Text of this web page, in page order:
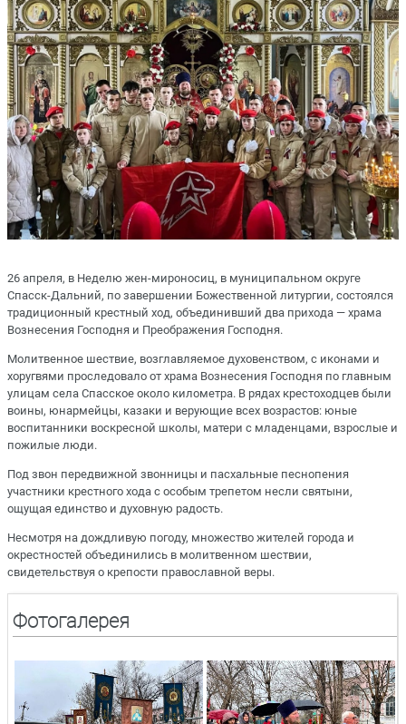
26 апреля, в Неделю жен-мироносиц, в муниципальном округе
Спасск-Дальний, по завершении Божественной литургии, состоялся
традиционный крестный ход, объединивший два прихода — храма
Вознесения Господня и Преображения Господня.
Молитвенное шествие, возглавляемое духовенством, с иконами и
хоругвями проследовало от храма Вознесения Господня по главным
улицам села Спасское около километра. В рядах крестоходцев были
воины, юнармейцы, казаки и верующие всех возрастов: юные
воспитанники воскресной школы, матери с младенцами, взрослые и
пожилые люди.
Под звон передвижной звонницы и пасхальные песнопения
участники крестного хода с особым трепетом несли святыни,
ощущая единство и духовную радость.
Несмотря на дождливую погоду, множество жителей города и
окрестностей объединились в молитвенном шествии,
свидетельствуя о крепости православной веры.
Фотогалерея